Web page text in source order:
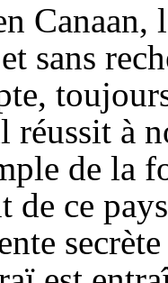
Canaan,
sans
réussit à
de la
de ce